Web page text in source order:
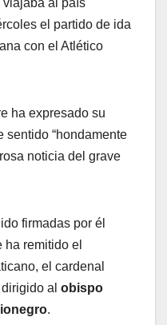
viajaba al país
el partido de ida
con el Atlético
ha expresado su
sentido “hondamente
noticia del grave
firmadas por él
ha remitido el
el cardenal
al obispo
.